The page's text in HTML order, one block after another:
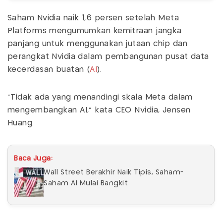
Saham Nvidia naik 1,6 persen setelah Meta
Platforms mengumumkan kemitraan jangka
panjang untuk menggunakan jutaan chip dan
perangkat Nvidia dalam pembangunan pusat data
kecerdasan buatan (AI ).
"Tidak ada yang menandingi skala Meta dalam
mengembangkan AI," kata CEO Nvidia, Jensen
Huang.
Baca Juga:
Wall Street Berakhir Naik Tipis, Saham-
Saham AI Mulai Bangkit